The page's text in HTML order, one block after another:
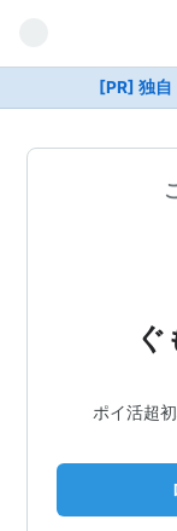
[PR] 独自
ポイ活超